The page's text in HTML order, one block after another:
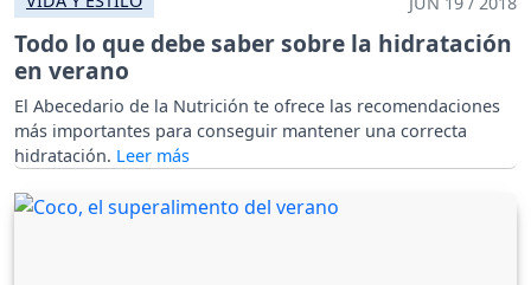
Todo lo que debe saber sobre la hidratación
en verano
El Abecedario de la Nutrición te ofrece las recomendaciones
más importantes para conseguir mantener una correcta
hidratación.